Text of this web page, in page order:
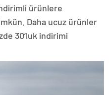
ürünlere
Daha ucuz ürünler
30’luk indirimi